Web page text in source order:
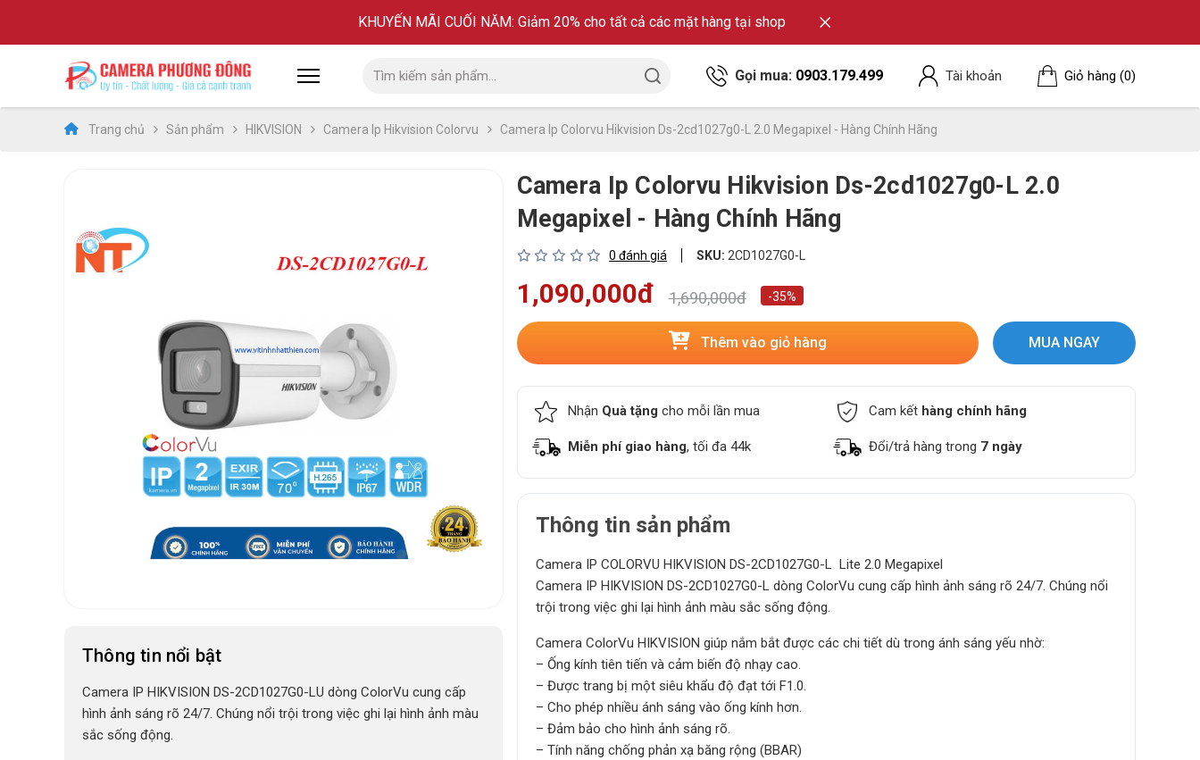
KHUYẾN MÃI CUỐI NĂM: Giảm 20% cho tất cả các mặt hàng tại shop
Gọi mua: 0903.179.499 Tài khoản Giỏ hàng (0)
Trang chủ Sản phẩm HIKVISION Camera Ip Hikvision Colorvu Camera Ip Colorvu Hikvision Ds-2cd1027g0-L 2.0 Megapixel - Hàng Chính Hãng
Thông tin nổi bật
Camera IP HIKVISION DS-2CD1027G0-LU dòng ColorVu cung cấp
hình ảnh sáng rõ 24/7. Chúng nổi trội trong việc ghi lại hình ảnh màu
sắc sống động.
Camera Ip Colorvu Hikvision Ds-2cd1027g0-L 2.0
Megapixel - Hàng Chính Hãng
0 đánh giá SKU: 2CD1027G0-L
1,090,000đ 1,690,000đ -35%
Thêm vào giỏ hàng MUA NGAY
Nhận Quà tặng cho mỗi lần mua Cam kết hàng chính hãng
Miễn phí giao hàng, tối đa 44k Đổi/trả hàng trong 7 ngày
Thông tin sản phẩm
Camera IP COLORVU HIKVISION DS-2CD1027G0-L Lite 2.0 Megapixel
Camera IP HIKVISION DS-2CD1027G0-L dòng ColorVu cung cấp hình ảnh sáng rõ 24/7. Chúng nổi
trội trong việc ghi lại hình ảnh màu sắc sống động.
Camera ColorVu HIKVISION giúp nắm bắt được các chi tiết dù trong ánh sáng yếu nhờ:
– Ống kính tiên tiến và cảm biến độ nhạy cao.
– Được trang bị một siêu khẩu độ đạt tới F1.0.
– Cho phép nhiều ánh sáng vào ống kính hơn.
– Đảm bảo cho hình ảnh sáng rõ.
– Tính năng chống phản xạ băng rộng (BBAR)